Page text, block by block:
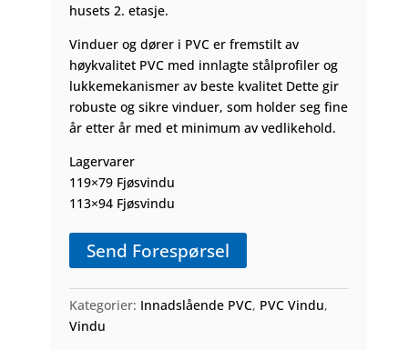
husets 2. etasje.
Vinduer og dører i PVC er fremstilt av
høykvalitet PVC med innlagte stålprofiler og
lukkemekanismer av beste kvalitet Dette gir
robuste og sikre vinduer, som holder seg fine
år etter år med et minimum av vedlikehold.
Lagervarer
119×79 Fjøsvindu
113×94 Fjøsvindu
Send Forespørsel
Kategorier: Innadslående PVC, PVC Vindu,
Vindu